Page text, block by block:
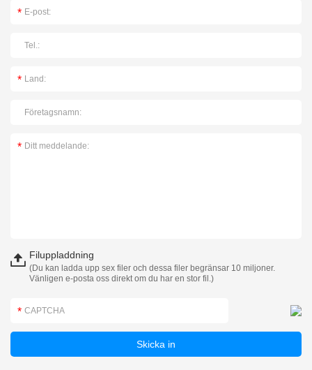
Filuppladdning
(Du kan ladda upp sex filer och dessa filer begränsar 10 miljoner.
Vänligen e-posta oss direkt om du har en stor fil.)